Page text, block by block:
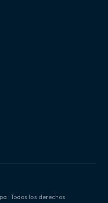
· Todos los derechos